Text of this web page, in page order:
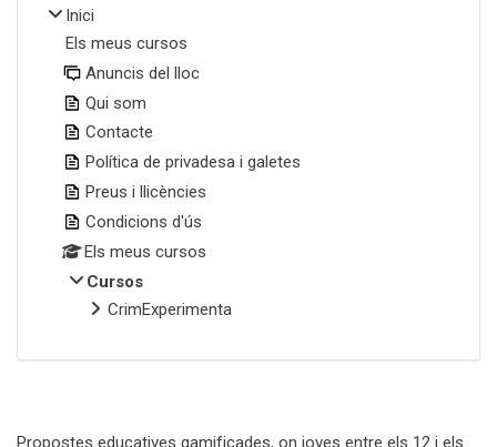
Propostes educatives gamificades, on joves entre els 12 i els
Inici
Els meus cursos
Anuncis del lloc
Qui som
Contacte
Política de privadesa i galetes
Preus i llicències
Condicions d'ús
Els meus cursos
Cursos
CrimExperimenta